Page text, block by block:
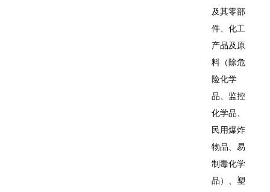
及其零部
件、化工
产品及原
料（除危
险化学
品、监控
化学品、
民用爆炸
物品、易
制毒化学
品）、塑